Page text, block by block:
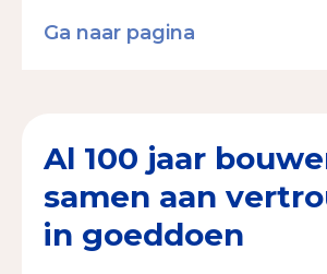
Ga naar pagina
Al 100 jaar
samen aan
in goeddoen